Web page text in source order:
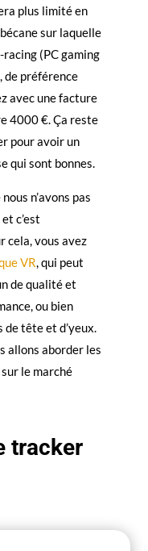
plus limité en
sur laquelle
(PC gaming
de préférence
avec une facture
4000 €. Ça reste
pour avoir un
qui sont bonnes.
n’avons pas
c’est
cela, vous avez
VR, qui peut
de qualité et
ou bien
tête et d’yeux.
allons aborder les
le marché
tracker